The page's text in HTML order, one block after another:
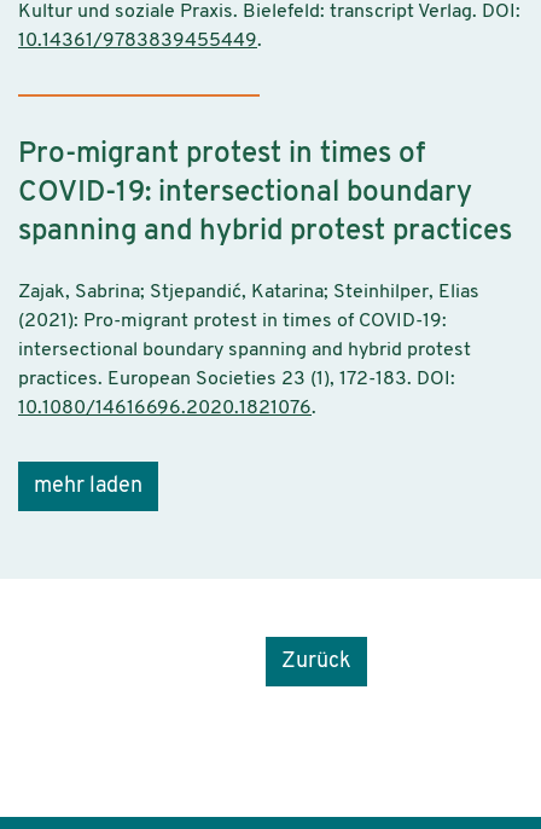
Kultur und soziale Praxis. Bielefeld: transcript Verlag. DOI:
10.14361/9783839455449.
Pro-migrant protest in times of
COVID-19: intersectional boundary
spanning and hybrid protest practices
Zajak, Sabrina; Stjepandić, Katarina; Steinhilper, Elias
(2021): Pro-migrant protest in times of COVID-19:
intersectional boundary spanning and hybrid protest
practices. European Societies 23 (1), 172-183. DOI:
10.1080/14616696.2020.1821076.
mehr laden
Zurück